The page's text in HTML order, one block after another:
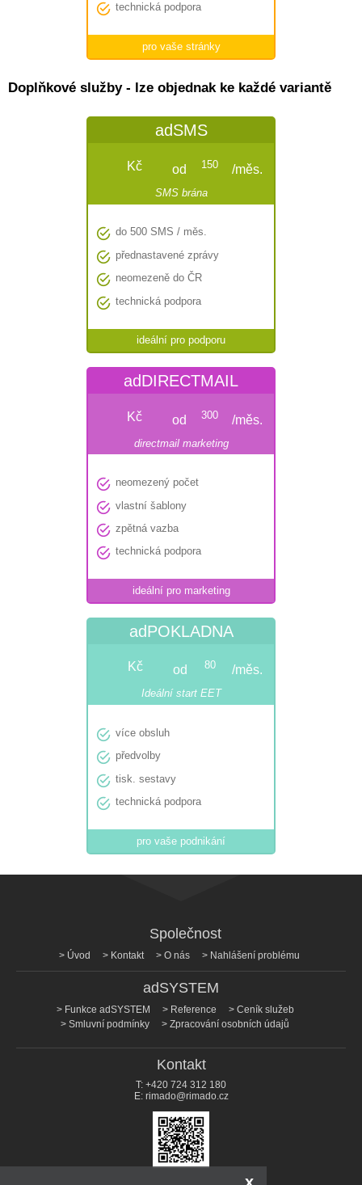
 technická podpora
pro vaše stránky
Doplňkové služby - lze objednak ke každé variantě
adSMS
Kč od 150 /měs.
SMS brána
 do 500 SMS / měs.
 přednastavené zprávy
 neomezeně do ČR
 technická podpora
ideální pro podporu
adDIRECTMAIL
Kč od 300 /měs.
directmail marketing
 neomezený počet
 vlastní šablony
 zpětná vazba
 technická podpora
ideální pro marketing
adPOKLADNA
Kč od 80 /měs.
Ideální start EET
 více obsluh
 předvolby
 tisk. sestavy
 technická podpora
pro vaše podnikání
Společnost
Úvod Kontakt O nás Nahlášení problému
adSYSTEM
Funkce adSYSTEM Reference
Ceník služeb
Smluvní podmínky
Zpracování osobních údajů
Kontakt
T: +420 724 312 180
E:rimado@rimado.cz
x